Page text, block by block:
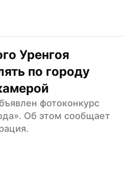
Уренгоя
по городу
фотоконкурс
Об этом сообщает